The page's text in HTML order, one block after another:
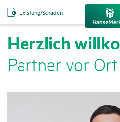
Leistung/Schaden
Herz­lich
Partner vor Ort